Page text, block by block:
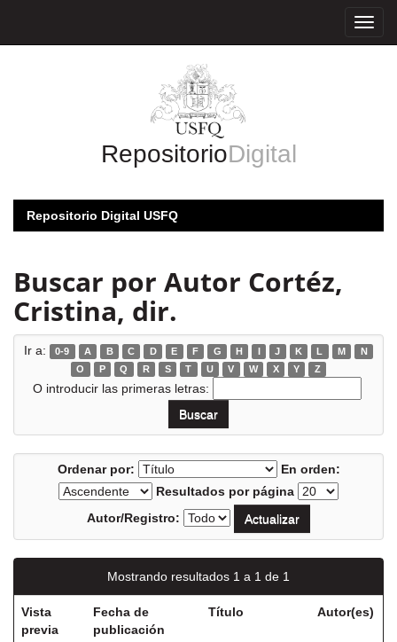
RepositorioDigital
Repositorio Digital USFQ
Buscar por Autor Cortéz,
Cristina, dir.
Ir a: 0-9 A B C D E F G H I J K L M
N
O
P Q R S T U V W X Y Z
O introducir las primeras letras:
Ordenar por:
En orden:
Resultados por página
Autor/Registro:
Mostrando resultados 1 a 1 de 1
Vista
previa
Fecha de
publicación
Título Autor(es)